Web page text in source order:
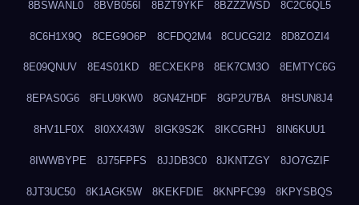
8BSWANL0 8BVB056I 8BZT9YKF 8BZZZWSD 8C2C6QL5
8C6H1X9Q 8CEG9O6P 8CFDQ2M4 8CUCG2I2 8D8ZOZI4
8E09QNUV 8E4S01KD 8ECXEKP8 8EK7CM3O 8EMTYC6G
8EPAS0G6 8FLU9KW0 8GN4ZHDF 8GP2U7BA 8HSUN8J4
8HV1LF0X 8I0XX43W 8IGK9S2K 8IKCGRHJ 8IN6KUU1
8IWWBYPE 8J75FPFS 8JJDB3C0 8JKNTZGY 8JO7GZIF
8JT3UC50 8K1AGK5W 8KEKFDIE 8KNPFC99 8KPYSBQS